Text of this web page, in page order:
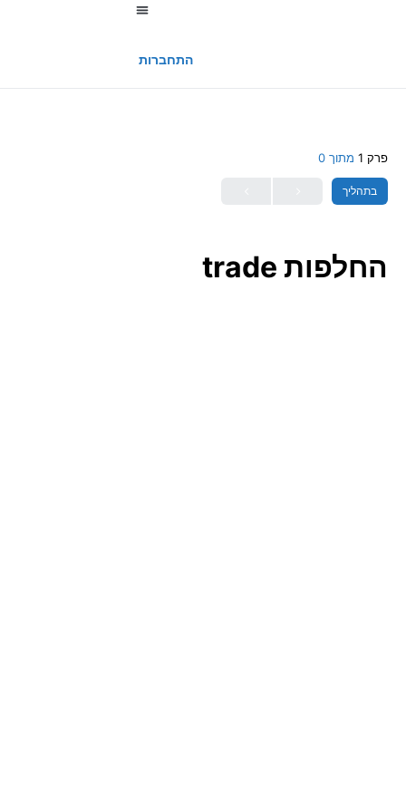
התחברות
פרק 1 מתוך 0
בתהליך
החלפות trade